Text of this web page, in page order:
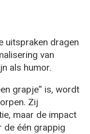
uitspraken dragen
van
als humor.
grapje” is, wordt
Zij
maar de impact
de één grappig